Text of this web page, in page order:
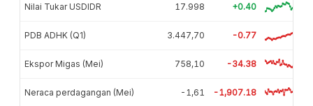
Nilai Tukar USDIDR 17.998 +0.40
PDB ADHK (Q1) 3.447,70 -0.77
Ekspor Migas (Mei) 758,10 -34.38
Neraca perdagangan (Mei) -1,61 -1,907.18